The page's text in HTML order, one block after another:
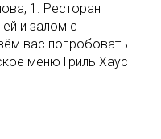
1. Ресторан
и залом с
вас попробовать
меню Гриль Хаус